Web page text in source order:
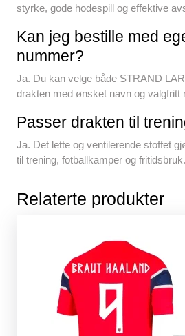
styrke, gode hodespill og effektive
Kan jeg bestille med
nummer?
Ja. Du kan velge både STRAND
drakten med ønsket navn og valgfritt
Passer drakten til
Ja. Det lette og ventilerende stoffet
til trening, fotballkamper og fritidsbruk.
Relaterte produkter